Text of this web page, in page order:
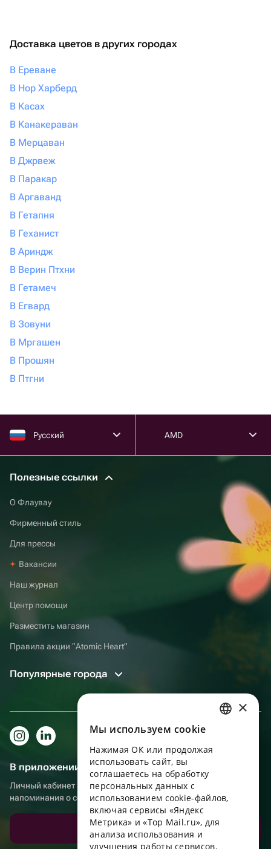
Доставка цветов в других городах
В Ереване
В Нор Харберд
В Касах
В Канакераван
В Мерцаван
В Джрвеж
В Паракар
В Аргаванд
В Гетапня
В Геханист
В Ариндж
В Верин Птхни
В Гетамеч
В Егвард
В Зовуни
В Мргашен
В Прошян
В Птгни
Русский AMD
Полезные ссылки
О Флаувау
Фирменный стиль
Для прессы
Вакансии
Наш журнал
Центр помощи
Разместить магазин
Правила акции “Atomic Heart”
Популярные города
В приложении еще удобнее!
Личный кабинет получателя, больше бонусов за покупки и
напоминания о событиях
Скачать приложение
ENGLISH
UKRAINIAN
PORTUGUESE
×
Мы используем сookie
Нажимая ОК или продолжая
использовать сайт, вы
соглашаетесь на обработку
персональных данных с
использованием cookie-файлов,
включая сервисы «Яндекс
Метрика» и «Top Mail.ru», для
анализа использования и
улучшения работы сервисов.